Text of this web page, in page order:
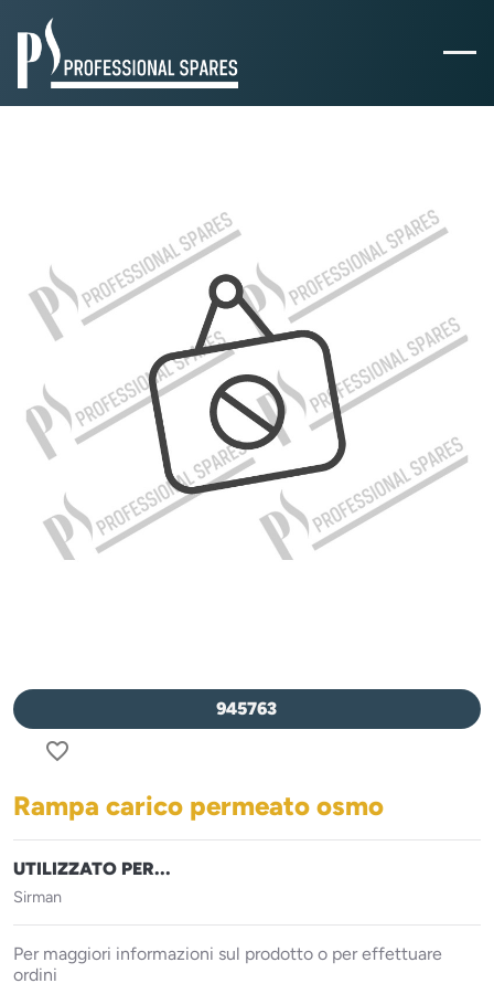
945763
favorite_border
Rampa carico permeato osmo
UTILIZZATO PER...
Sirman
Per maggiori informazioni sul prodotto o per effettuare
ordini